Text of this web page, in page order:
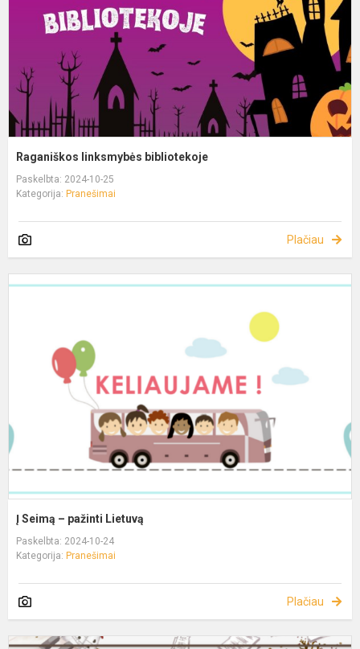
Raganiškos linksmybės bibliotekoje
Paskelbta: 2024-10-25
Kategorija: Pranešimai
Plačiau
Į Seimą – pažinti Lietuvą
Paskelbta: 2024-10-24
Kategorija: Pranešimai
Plačiau